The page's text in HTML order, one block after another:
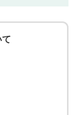
用者は、コメント
同意します。利
の広告・宣伝、